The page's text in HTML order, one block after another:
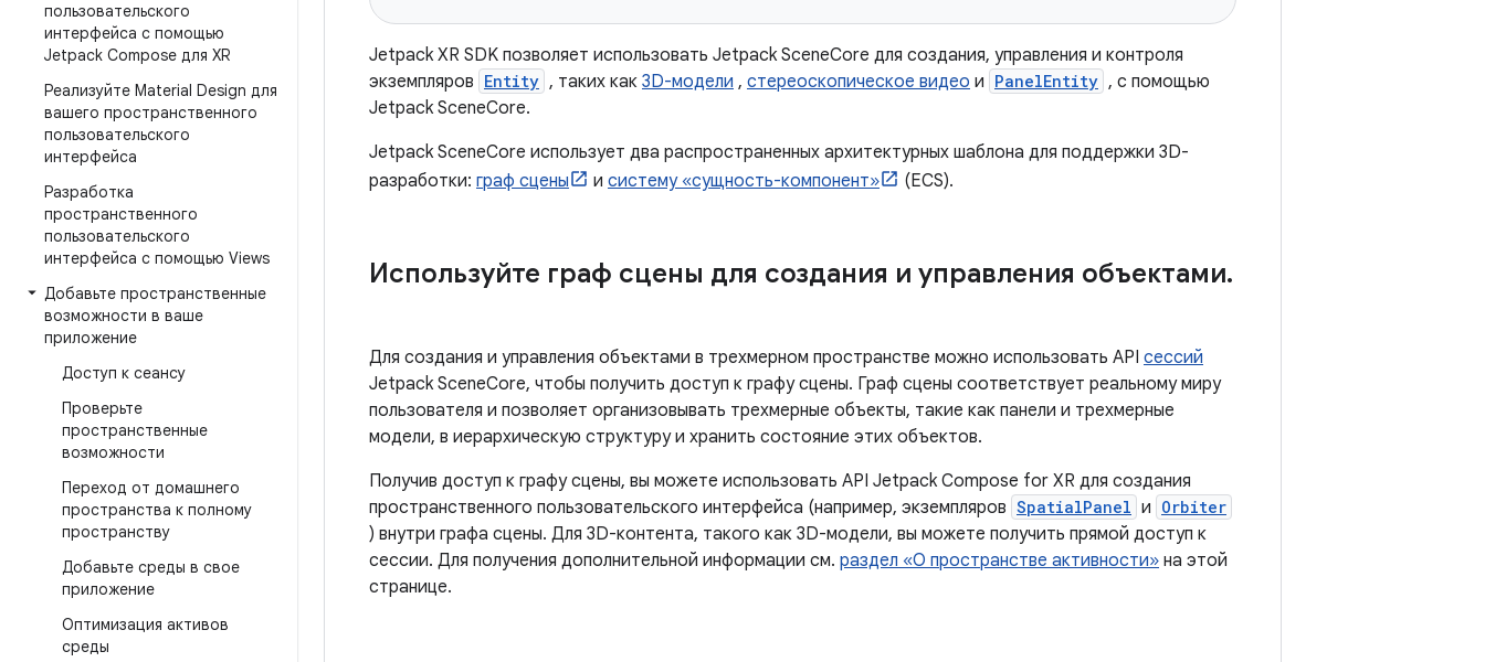
пользовательского
интерфейса с помощью
Jetpack Compose для XR
Реализуйте Material Design для
вашего пространственного
пользовательского
интерфейса
Разработка
пространственного
пользовательского
интерфейса с помощью Views
Добавьте пространственные
возможности в ваше
приложение
Доступ к сеансу
Проверьте
пространственные
возможности
Переход от домашнего
пространства к полному
пространству
Добавьте среды в свое
приложение
Оптимизация активов
среды
Jetpack XR SDK позволяет использовать Jetpack SceneCore для создания, управления и контроля
экземпляров Entity , таких как 3D-модели , стереоскопическое видео и PanelEntity , с помощью
Jetpack SceneCore.
Jetpack SceneCore использует два распространенных архитектурных шаблона для поддержки 3D-
разработки: граф сцены и систему «сущность-компонент» (ECS).
Используйте граф сцены для создания и управления объектами.
Для создания и управления объектами в трехмерном пространстве можно использовать API сессий
Jetpack SceneCore, чтобы получить доступ к графу сцены. Граф сцены соответствует реальному миру
пользователя и позволяет организовывать трехмерные объекты, такие как панели и трехмерные
модели, в иерархическую структуру и хранить состояние этих объектов.
Получив доступ к графу сцены, вы можете использовать API Jetpack Compose for XR для создания
пространственного пользовательского интерфейса (например, экземпляров SpatialPanel и Orbiter
) внутри графа сцены. Для 3D-контента, такого как 3D-модели, вы можете получить прямой доступ к
сессии. Для получения дополнительной информации см. раздел «О пространстве активности» на этой
странице.